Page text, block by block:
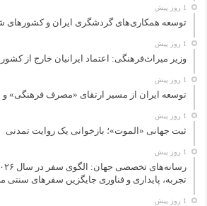
1 روز پیش
توسعه همکاری‌های گردشگری ایران و کشورهای
1 روز پیش
وزیر میراث‌فرهنگی: اعتماد ایرانیان خارج از
1 روز پیش
توسعه ایران از مسیر ارتقای «مصرف فرهنگی» و
1 روز پیش
ثبت جهانی «الموت»؛ بازخوانی یک روایت تمدنی
1 روز پیش
تجربه، پایداری و فناوری جایگزین سفرهای سنتی
1 روز پیش